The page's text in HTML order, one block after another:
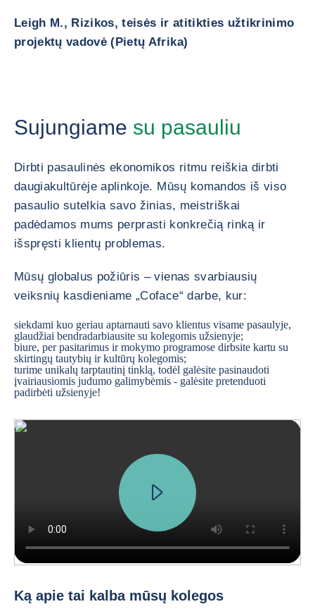
Leigh M., Rizikos, teisės ir atitikties užtikrinimo
projektų vadovė (Pietų Afrika)
Sujungiame su pasauliu
Dirbti pasaulinės ekonomikos ritmu reiškia dirbti
daugiakultūrėje aplinkoje. Mūsų komandos iš viso
pasaulio sutelkia savo žinias, meistriškai
padėdamos mums perprasti konkrečią rinką ir
išspręsti klientų problemas.
Mūsų globalus požiūris – vienas svarbiausių
veiksnių kasdieniame „Coface“ darbe, kur:
siekdami kuo geriau aptarnauti savo klientus visame pasaulyje,
glaudžiai bendradarbiausite su kolegomis užsienyje;
biure, per pasitarimus ir mokymo programose dirbsite kartu su
skirtingų tautybių ir kultūrų kolegomis;
turime unikalų tarptautinį tinklą, todėl galėsite pasinaudoti
įvairiausiomis judumo galimybėmis - galėsite pretenduoti
padirbėti užsienyje!
Ką apie tai kalba mūsų kolegos